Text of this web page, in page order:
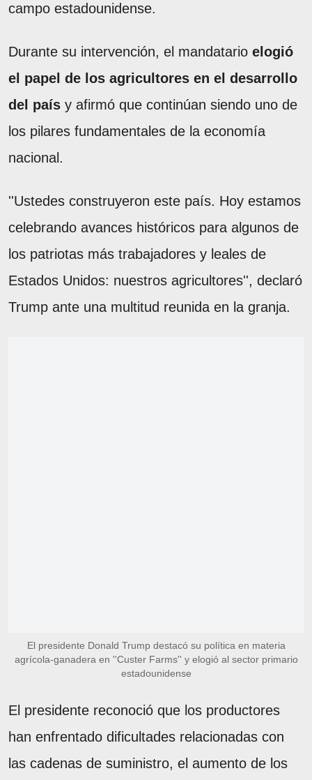
campo estadounidense.
Durante su intervención, el mandatario elogió
el papel de los agricultores en el desarrollo
del país y afirmó que continúan siendo uno de
los pilares fundamentales de la economía
nacional.
''Ustedes construyeron este país. Hoy estamos
celebrando avances históricos para algunos de
los patriotas más trabajadores y leales de
Estados Unidos: nuestros agricultores'', declaró
Trump ante una multitud reunida en la granja.
El presidente Donald Trump destacó su política en materia
agrícola-ganadera en ''Custer Farms'' y elogió al sector primario
estadounidense
El presidente reconoció que los productores
han enfrentado dificultades relacionadas con
las cadenas de suministro, el aumento de los